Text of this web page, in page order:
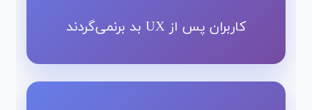
کاربران پس از UX بد برنمی‌گردند